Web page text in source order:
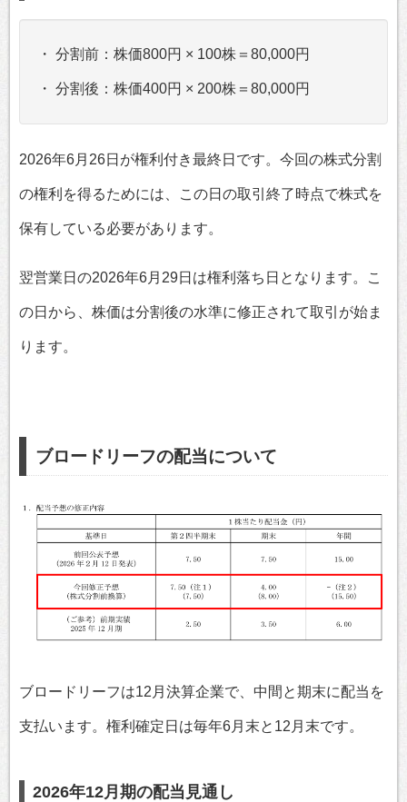
・ 分割前：株価800円 × 100株＝80,000円
・ 分割後：株価400円 × 200株＝80,000円
2026年6月26日が権利付き最終日です。今回の株式分割
の権利を得るためには、この日の取引終了時点で株式を
保有している必要があります。
翌営業日の2026年6月29日は権利落ち日となります。こ
の日から、株価は分割後の水準に修正されて取引が始ま
ります。
ブロードリーフの配当について
ブロードリーフは12月決算企業で、中間と期末に配当を
支払います。権利確定日は毎年6月末と12月末です。
2026年12月期の配当見通し